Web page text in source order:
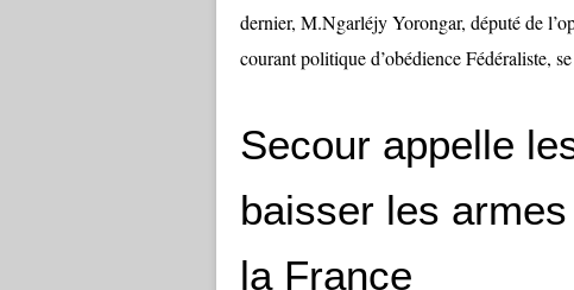
dernier, M.Ngarléjy Yorongar, député de
courant politique d’obédience Fédéraliste,
Secour appelle
baisser les
la France